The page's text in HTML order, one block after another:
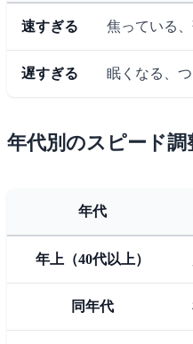
速すぎる 焦っている
遅すぎる 眠くなる、
年代別のスピード調
年代
年上（40代以上）
同年代